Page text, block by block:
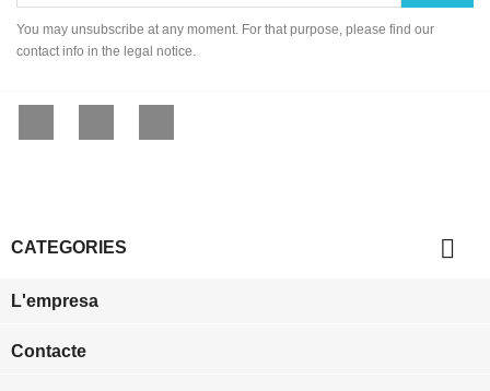
You may unsubscribe at any moment. For that purpose, please find our
contact info in the legal notice.
CATEGORIES 
L'empresa
Contacte